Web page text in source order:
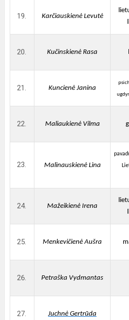
Karčiauskienė Levutė
Kučinskienė Rasa
Kuncienė Janina
Maliaukienė Vilma
Malinauskienė Lina
Mažeikienė Irena
Menkevičienė Aušra
Petraška Vydmantas
Juchnė Gertrūda